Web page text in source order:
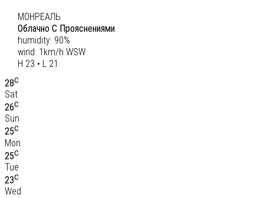
МОНРЕАЛЬ
Облачно С Прояснениями
humidity: 90%
wind: 1km/h WSW
H 23 • L 21
28C
Sat
26C
Sun
25C
Mon
25C
Tue
23C
Wed